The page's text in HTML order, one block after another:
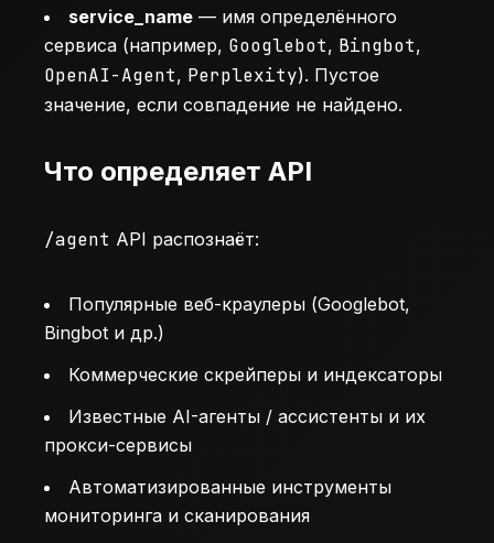
service_name — имя определённого
сервиса (например, Googlebot, Bingbot,
OpenAI-Agent, Perplexity). Пустое
значение, если совпадение не найдено.
Что определяет API
/agent API распознаёт:
Популярные веб-краулеры (Googlebot,
Bingbot и др.)
Коммерческие скрейперы и индексаторы
Известные AI-агенты / ассистенты и их
прокси-сервисы
Автоматизированные инструменты
мониторинга и сканирования